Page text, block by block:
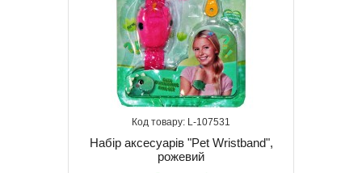
107531
Набір аксесуарів "Pet Wristband",
рожевий